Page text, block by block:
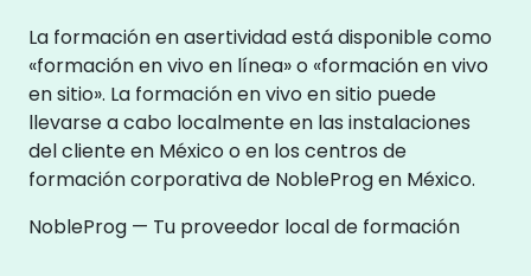
La formación en asertividad está disponible como
«formación en vivo en línea» o «formación en vivo
en sitio». La formación en vivo en sitio puede
llevarse a cabo localmente en las instalaciones
del cliente en México o en los centros de
formación corporativa de NobleProg en México.
NobleProg — Tu proveedor local de formación